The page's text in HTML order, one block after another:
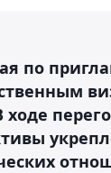
по
ходе